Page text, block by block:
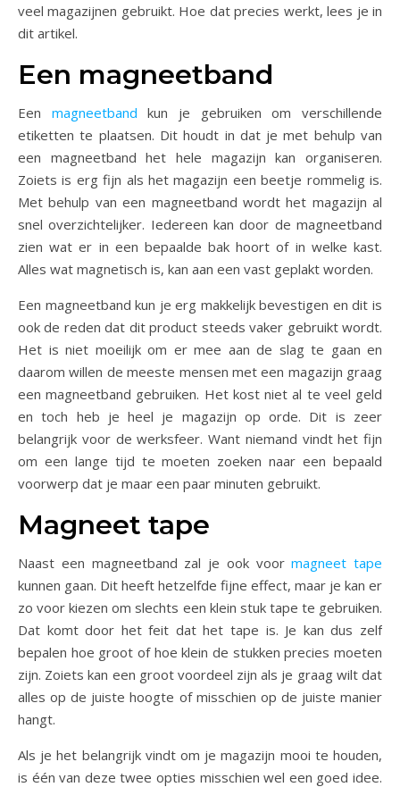
veel magazijnen gebruikt. Hoe dat precies werkt, lees je in
dit artikel.
Een magneetband
Een magneetband kun je gebruiken om verschillende
etiketten te plaatsen. Dit houdt in dat je met behulp van
een magneetband het hele magazijn kan organiseren.
Zoiets is erg fijn als het magazijn een beetje rommelig is.
Met behulp van een magneetband wordt het magazijn al
snel overzichtelijker. Iedereen kan door de magneetband
zien wat er in een bepaalde bak hoort of in welke kast.
Alles wat magnetisch is, kan aan een vast geplakt worden.
Een magneetband kun je erg makkelijk bevestigen en dit is
ook de reden dat dit product steeds vaker gebruikt wordt.
Het is niet moeilijk om er mee aan de slag te gaan en
daarom willen de meeste mensen met een magazijn graag
een magneetband gebruiken. Het kost niet al te veel geld
en toch heb je heel je magazijn op orde. Dit is zeer
belangrijk voor de werksfeer. Want niemand vindt het fijn
om een lange tijd te moeten zoeken naar een bepaald
voorwerp dat je maar een paar minuten gebruikt.
Magneet tape
Naast een magneetband zal je ook voormagneet tape
kunnen gaan. Dit heeft hetzelfde fijne effect, maar je kan er
zo voor kiezen om slechts een klein stuk tape te gebruiken.
Dat komt door het feit dat het tape is. Je kan dus zelf
bepalen hoe groot of hoe klein de stukken precies moeten
zijn. Zoiets kan een groot voordeel zijn als je graag wilt dat
alles op de juiste hoogte of misschien op de juiste manier
hangt.
Als je het belangrijk vindt om je magazijn mooi te houden,
is één van deze twee opties misschien wel een goed idee.